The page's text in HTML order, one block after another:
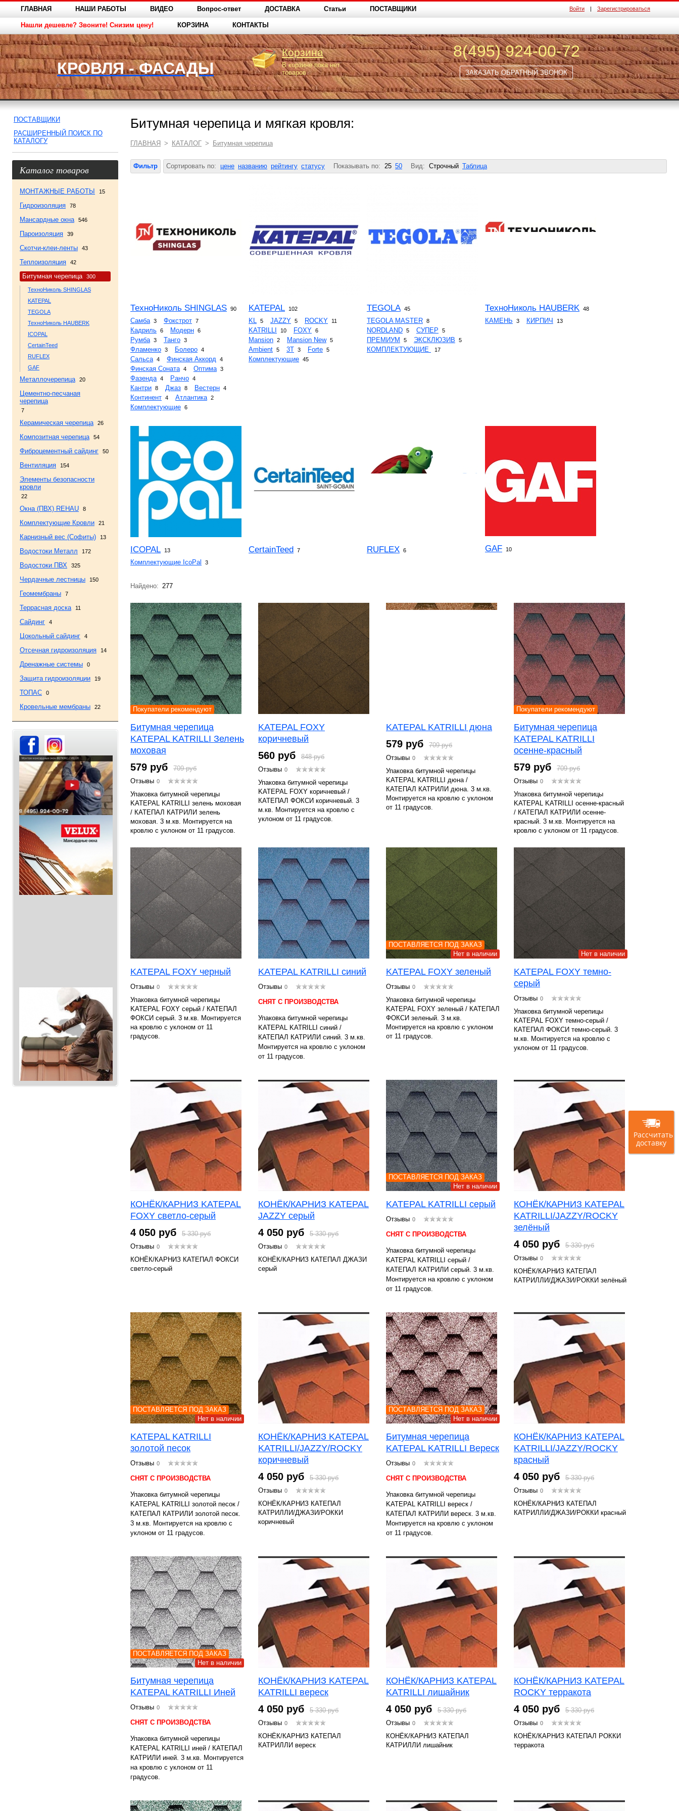
Войти | Зарегистрироваться
ГЛАВНАЯ НАШИ РАБОТЫ ВИДЕО Вопрос-ответ ДОСТАВКА Статьи ПОСТАВЩИКИ
Нашли дешевле? Звоните! Снизим цену! КОРЗИНА КОНТАКТЫ
КРОВЛЯ - ФАСАДЫ
Корзина
В корзине пока нет
товаров
8(495) 924-00-72
ЗАКАЗАТЬ ОБРАТНЫЙ ЗВОНОК
ПОСТАВЩИКИ
РАСШИРЕННЫЙ ПОИСК ПО
КАТАЛОГУ
Каталог товаров
МОНТАЖНЫЕ РАБОТЫ 15
Гидроизоляция 78
Мансардные окна 546
Пароизоляция 39
Скотчи-клеи-ленты 43
Теплоизоляция 42
Битумная черепица 300
ТехноНиколь SHINGLAS
KATEPAL
TEGOLA
ТехноНиколь HAUBERK
ICOPAL
CertainTeed
RUFLEX
GAF
Металлочерепица 20
Цементно-песчаная
черепица
7
Керамическая черепица 26
Композитная черепица 54
Фиброцементный сайдинг 50
Вентиляция 154
Элементы безопасности
кровли
22
Окна (ПВХ) REHAU 8
Комплектующие Кровли 21
Карнизный вес (Софиты) 13
Водостоки Металл 172
Водостоки ПВХ 325
Чердачные лестницы 150
Геомембраны 7
Террасная доска 11
Сайдинг 4
Цокольный сайдинг 4
Отсечная гидроизоляция 14
Дренажные системы 0
Защита гидроизоляции 19
ТОПАС 0
Кровельные мембраны 22
Битумная черепица и мягкая кровля:
ГЛАВНАЯ > КАТАЛОГ > Битумная черепица
Фильтр Сортировать по: цене названию рейтингу статусу Показывать по: 25 50 Вид: Строчный Таблица
ТехноНиколь SHINGLAS 90
Самба 3 Фокстрот 7
Кадриль 6 Модерн 6
Румба 3 Танго 3
Фламенко 3 Болеро 4
Сальса 4 Финская Аккорд 4
Финская Соната 4 Оптима 3
Фазенда 4 Ранчо 4
Кантри 8 Джаз 8 Вестерн 4
Континент 4 Атлантика 2
Комплектующие 6
KATEPAL 102
KL 5 JAZZY 5 ROCKY 11
KATRILLI 10 FOXY 6
Mansion 2 Mansion New 5
Ambient 5 3T 3 Forte 5
Комплектующие 45
TEGOLA 45
TEGOLA MASTER 8
NORDLAND 5 СУПЕР 5
ПРЕМИУМ 5 ЭКСКЛЮЗИВ 5
КОМПЛЕКТУЮЩИЕ 17
ТехноНиколь HAUBERK 48
КАМЕНЬ 3 КИРПИЧ 13
ICOPAL 13
Комплектующие IcoPal 3
CertainTeed 7 RUFLEX 6 GAF 10
Найдено: 277
Покупатели рекомендуют
Битумная черепица
KATEPAL KATRILLI Зелень
моховая
579 руб
709 руб
Отзывы 0
Упаковка битумной черепицы
KATEPAL KATRILLI зелень моховая
/ КАТЕПАЛ КАТРИЛИ зелень
моховая. 3 м.кв. Монтируется на
кровлю с уклоном от 11 градусов.
KATEPAL FOXY
коричневый
560 руб
848 руб
Отзывы 0
Упаковка битумной черепицы
KATEPAL FOXY коричневый /
КАТЕПАЛ ФОКСИ коричневый. 3
м.кв. Монтируется на кровлю с
уклоном от 11 градусов.
KATEPAL KATRILLI дюна
579 руб
709 руб
Отзывы 0
Упаковка битумной черепицы
KATEPAL KATRILLI дюна /
КАТЕПАЛ КАТРИЛИ дюна. 3 м.кв.
Монтируется на кровлю с уклоном
от 11 градусов.
Покупатели рекомендуют
Битумная черепица
KATEPAL KATRILLI
осенне-красный
579 руб
709 руб
Отзывы 0
Упаковка битумной черепицы
KATEPAL KATRILLI осенне-красный
/ КАТЕПАЛ КАТРИЛИ осенне-
красный. 3 м.кв. Монтируется на
кровлю с уклоном от 11 градусов.
KATEPAL FOXY черный
Отзывы 0
Упаковка битумной черепицы
KATEPAL FOXY серый / КАТЕПАЛ
ФОКСИ серый. 3 м.кв. Монтируется
на кровлю с уклоном от 11
градусов.
KATEPAL KATRILLI синий
Отзывы 0
СНЯТ С ПРОИЗВОДСТВА
Упаковка битумной черепицы
KATEPAL KATRILLI синий /
КАТЕПАЛ КАТРИЛИ синий. 3 м.кв.
Монтируется на кровлю с уклоном
от 11 градусов.
ПОСТАВЛЯЕТСЯ ПОД ЗАКАЗ
Нет в наличии
KATEPAL FOXY зеленый
Отзывы 0
Упаковка битумной черепицы
KATEPAL FOXY зеленый / КАТЕПАЛ
ФОКСИ зеленый. 3 м.кв.
Монтируется на кровлю с уклоном
от 11 градусов.
Нет в наличии
KATEPAL FOXY темно-
серый
Отзывы 0
Упаковка битумной черепицы
KATEPAL FOXY темно-серый /
КАТЕПАЛ ФОКСИ темно-серый. 3
м.кв. Монтируется на кровлю с
уклоном от 11 градусов.
КОНЁК/КАРНИЗ KATEPAL
FOXY светло-серый
4 050 руб
5 330 руб
Отзывы 0
КОНЁК/КАРНИЗ КАТЕПАЛ ФОКСИ
светло-серый
КОНЁК/КАРНИЗ KATEPAL
JAZZY серый
4 050 руб
5 330 руб
Отзывы 0
КОНЁК/КАРНИЗ КАТЕПАЛ ДЖАЗИ
серый
ПОСТАВЛЯЕТСЯ ПОД ЗАКАЗ
Нет в наличии
KATEPAL KATRILLI серый
Отзывы 0
СНЯТ С ПРОИЗВОДСТВА
Упаковка битумной черепицы
KATEPAL KATRILLI серый /
КАТЕПАЛ КАТРИЛИ серый. 3 м.кв.
Монтируется на кровлю с уклоном
от 11 градусов.
КОНЁК/КАРНИЗ KATEPAL
KATRILLI/JAZZY/ROCKY
зелёный
4 050 руб
5 330 руб
Отзывы 0
КОНЁК/КАРНИЗ КАТЕПАЛ
КАТРИЛЛИ/ДЖАЗИ/РОККИ зелёный
ПОСТАВЛЯЕТСЯ ПОД ЗАКАЗ
Нет в наличии
KATEPAL KATRILLI
золотой песок
Отзывы 0
СНЯТ С ПРОИЗВОДСТВА
Упаковка битумной черепицы
KATEPAL KATRILLI золотой песок /
КАТЕПАЛ КАТРИЛИ золотой песок.
3 м.кв. Монтируется на кровлю с
уклоном от 11 градусов.
КОНЁК/КАРНИЗ KATEPAL
KATRILLI/JAZZY/ROCKY
коричневый
4 050 руб
5 330 руб
Отзывы 0
КОНЁК/КАРНИЗ КАТЕПАЛ
КАТРИЛЛИ/ДЖАЗИ/РОККИ
коричневый
ПОСТАВЛЯЕТСЯ ПОД ЗАКАЗ
Нет в наличии
Битумная черепица
KATEPAL KATRILLI Вереск
Отзывы 0
СНЯТ С ПРОИЗВОДСТВА
Упаковка битумной черепицы
KATEPAL KATRILLI вереск /
КАТЕПАЛ КАТРИЛИ вереск. 3 м.кв.
Монтируется на кровлю с уклоном
от 11 градусов.
КОНЁК/КАРНИЗ KATEPAL
KATRILLI/JAZZY/ROCKY
красный
4 050 руб
5 330 руб
Отзывы 0
КОНЁК/КАРНИЗ КАТЕПАЛ
КАТРИЛЛИ/ДЖАЗИ/РОККИ красный
ПОСТАВЛЯЕТСЯ ПОД ЗАКАЗ
Нет в наличии
Битумная черепица
KATEPAL KATRILLI Иней
Отзывы 0
СНЯТ С ПРОИЗВОДСТВА
Упаковка битумной черепицы
KATEPAL KATRILLI иней / КАТЕПАЛ
КАТРИЛИ иней. 3 м.кв. Монтируется
на кровлю с уклоном от 11
градусов.
КОНЁК/КАРНИЗ KATEPAL
KATRILLI вереск
4 050 руб
5 330 руб
Отзывы 0
КОНЁК/КАРНИЗ КАТЕПАЛ
КАТРИЛЛИ вереск
КОНЁК/КАРНИЗ KATEPAL
KATRILLI лишайник
4 050 руб
5 330 руб
Отзывы 0
КОНЁК/КАРНИЗ КАТЕПАЛ
КАТРИЛЛИ лишайник
КОНЁК/КАРНИЗ KATEPAL
ROCKY терракота
4 050 руб
5 330 руб
Отзывы 0
КОНЁК/КАРНИЗ КАТЕПАЛ РОККИ
терракота
Рассчитать
доставку